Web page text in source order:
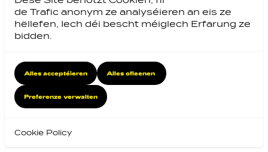
de Trafic anonym ze analyséieren an eis ze
hëllefen, Iech déi bescht méiglech Erfarung ze
bidden.
Alles acceptéieren Alles ofleenen
Preferenze verwalten
Cookie Policy